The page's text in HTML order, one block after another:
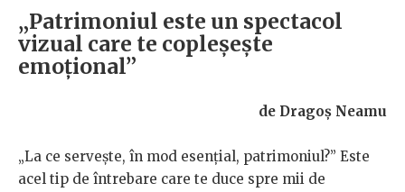
„Patrimoniul este un spectacol
vizual care te copleșește
emoțional”
de Dragoș Neamu
„La ce servește, în mod esențial, patrimoniul?” Este
acel tip de întrebare care te duce spre mii de